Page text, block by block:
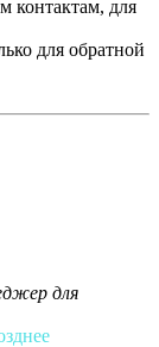
контактам, для
для обратной
для